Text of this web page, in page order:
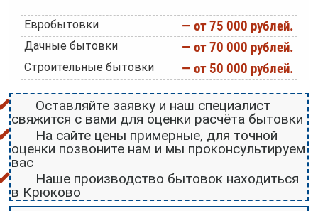
Евробытовки — от 75 000 рублей.
Дачные бытовки — от 70 000 рублей.
Строительные бытовки — от 50 000 рублей.
Оставляйте заявку и наш специалист
свяжится с вами для оценки расчёта бытовки
На сайте цены примерные, для точной
оценки позвоните нам и мы проконсультируем
вас
Наше производство бытовок находиться
в Крюково